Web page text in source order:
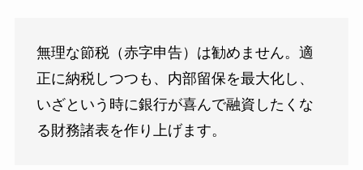
無理な節税（赤字申告）は勧めません。適
正に納税しつつも、内部留保を最大化し、
いざという時に銀行が喜んで融資したくな
る財務諸表を作り上げます。